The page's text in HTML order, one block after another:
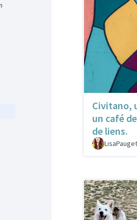
Civitano,
un café
de liens.
LisaPauget